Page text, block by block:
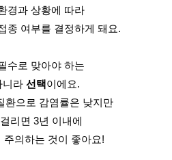
경과 상황에 따라
종 여부를 결정하게 돼요.
수로 맞아야 하는
니라 선택이에요.
환으로 감염률은 낮지만
리면 3년 이내에
주의하는 것이 좋아요!